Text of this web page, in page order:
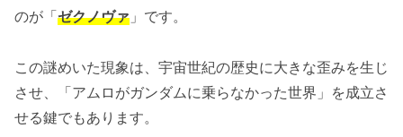
のが「ゼクノヴァ 」です。
この謎めいた現象は、宇宙世紀の歴史に大きな歪みを生じ
させ、「アムロがガンダムに乗らなかった世界」を成立さ
せる鍵でもあります。